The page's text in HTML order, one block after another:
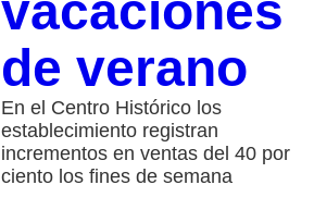
de verano
En el Centro Histórico los
establecimiento registran
incrementos en ventas del 40 por
ciento los fines de semana